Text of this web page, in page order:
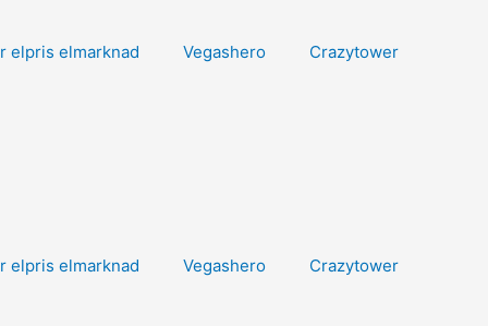
elpris elmarknad Vegashero Crazytower
elpris elmarknad Vegashero Crazytower